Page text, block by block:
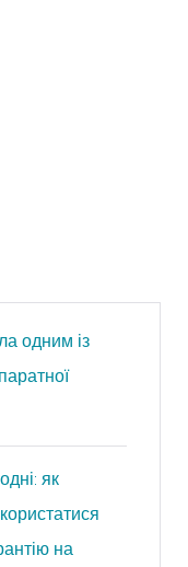
одним із
як
на